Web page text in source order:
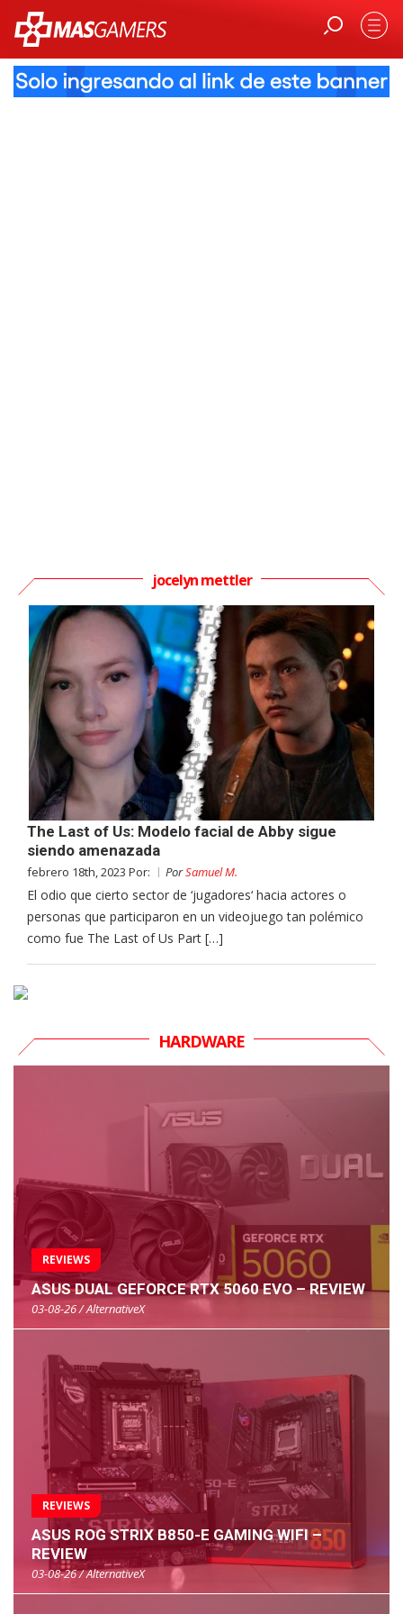
jocelyn mettler
The Last of Us: Modelo facial de Abby sigue
siendo amenazada
febrero 18th, 2023 Por: PorSamuel M.
El odio que cierto sector de ‘jugadores‘ hacia actores o
personas que participaron en un videojuego tan polémico
como fue The Last of Us Part […]
HARDWARE
REVIEWS
ASUS DUAL GEFORCE RTX 5060 EVO – REVIEW
03-08-26 / AlternativeX
REVIEWS
ASUS ROG STRIX B850-E GAMING WIFI –
REVIEW
03-08-26 / AlternativeX